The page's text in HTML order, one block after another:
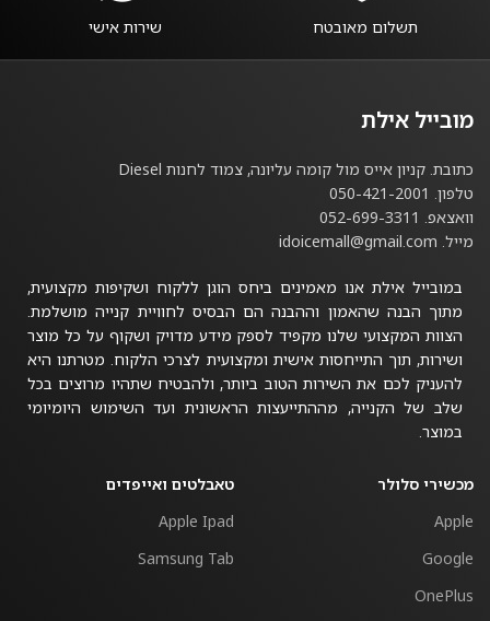
תשלום מאובטח שירות אישי
מובייל אילת
כתובת. קניון אייס מול קומה עליונה, צמוד לחנות Diesel
טלפון. 050-421-2001
וואצאפ. 052-699-3311
מייל. idoicemall@gmail.com
במובייל אילת אנו מאמינים ביחס הוגן ללקוח ושקיפות מקצועית,
מתוך הבנה שהאמון וההבנה הם הבסיס לחוויית קנייה מושלמת.
הצוות המקצועי שלנו מקפיד לספק מידע מדויק ושקוף על כל מוצר
ושירות, תוך התייחסות אישית ומקצועית לצרכי הלקוח. מטרתנו היא
להעניק לכם את השירות הטוב ביותר, ולהבטיח שתהיו מרוצים בכל
שלב של הקנייה, מההתייעצות הראשונית ועד השימוש היומיומי
במוצר.
מכשירי סלולר
Apple
Google
OnePlus
טאבלטים ואייפדים
Apple Ipad
Samsung Tab